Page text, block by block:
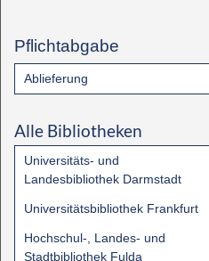
Pflichtabgabe
Ablieferung
Alle Bibliotheken
Universitäts- und
Landesbibliothek Darmstadt
Universitätsbibliothek Frankfurt
Hochschul-, Landes- und
Stadtbibliothek Fulda